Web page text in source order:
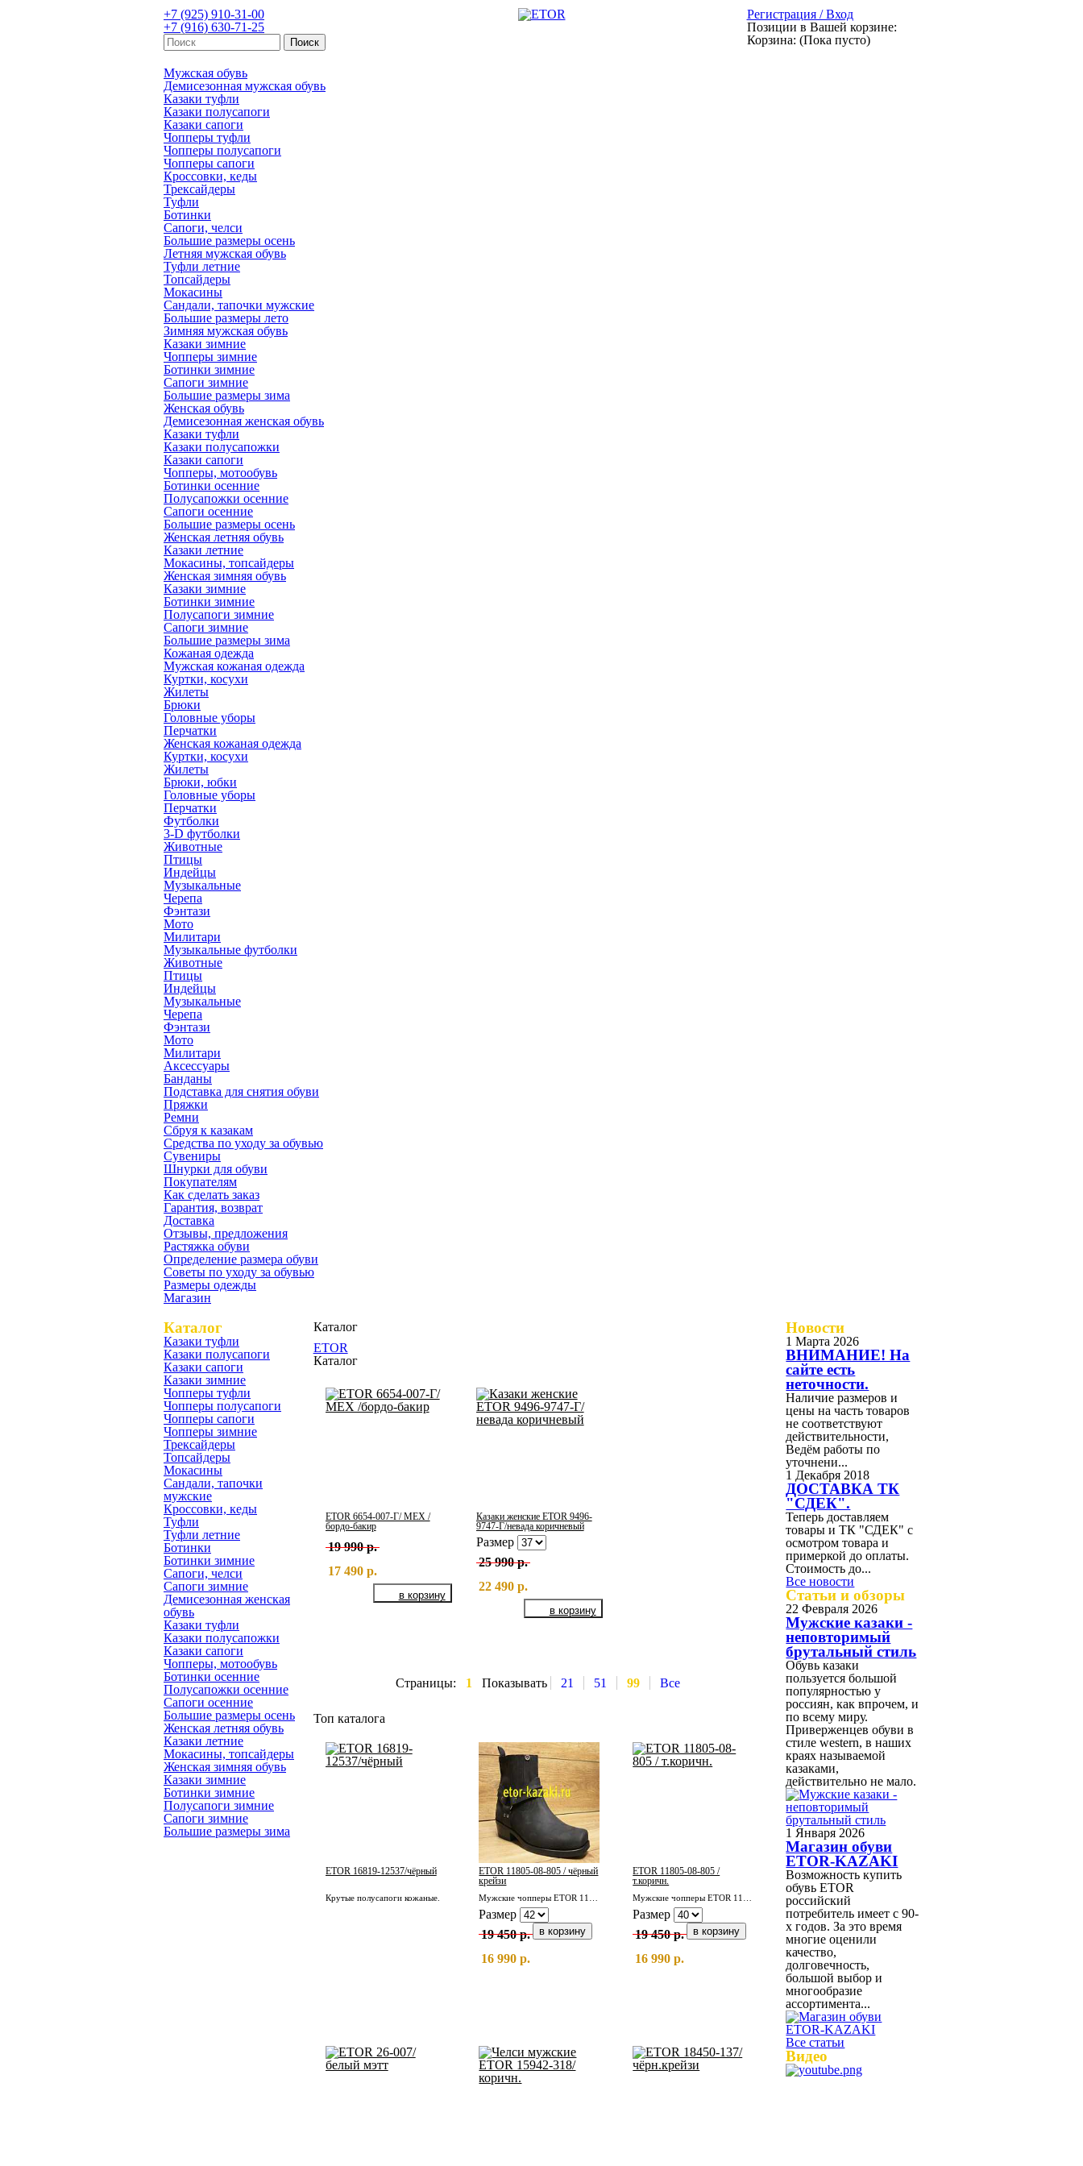
+7 (925) 910-31-00
+7 (916) 630-71-25
Регистрация / Вход
Позиции в Вашей корзине:
Корзина: (Пока пусто)
Мужская обувь
Демисезонная мужская обувь
Казаки туфли
Казаки полусапоги
Казаки сапоги
Чопперы туфли
Чопперы полусапоги
Чопперы сапоги
Кроссовки, кеды
Трексайдеры
Туфли
Ботинки
Сапоги, челси
Большие размеры осень
Летняя мужская обувь
Туфли летние
Топсайдеры
Мокасины
Сандали, тапочки мужские
Большие размеры лето
Зимняя мужская обувь
Казаки зимние
Чопперы зимние
Ботинки зимние
Сапоги зимние
Большие размеры зима
Женская обувь
Демисезонная женская обувь
Казаки туфли
Казаки полусапожки
Казаки сапоги
Чопперы, мотообувь
Ботинки осенние
Полусапожки осенние
Сапоги осенние
Большие размеры осень
Женская летняя обувь
Казаки летние
Мокасины, топсайдеры
Женская зимняя обувь
Казаки зимние
Ботинки зимние
Полусапоги зимние
Сапоги зимние
Большие размеры зима
Кожаная одежда
Мужская кожаная одежда
Куртки, косухи
Жилеты
Брюки
Головные уборы
Перчатки
Женская кожаная одежда
Куртки, косухи
Жилеты
Брюки, юбки
Головные уборы
Перчатки
Футболки
3-D футболки
Животные
Птицы
Индейцы
Музыкальные
Черепа
Фэнтази
Мото
Милитари
Музыкальные футболки
Животные
Птицы
Индейцы
Музыкальные
Черепа
Фэнтази
Мото
Милитари
Аксессуары
Банданы
Подставка для снятия обуви
Пряжки
Ремни
Сбруя к казакам
Средства по уходу за обувью
Сувениры
Шнурки для обуви
Покупателям
Как сделать заказ
Гарантия, возврат
Доставка
Отзывы, предложения
Растяжка обуви
Определение размера обуви
Советы по уходу за обувью
Размеры одежды
Магазин
Каталог
Казаки туфли
Казаки полусапоги
Казаки сапоги
Казаки зимние
Чопперы туфли
Чопперы полусапоги
Чопперы сапоги
Чопперы зимние
Трексайдеры
Топсайдеры
Мокасины
Сандали, тапочки
мужские
Кроссовки, кеды
Туфли
Туфли летние
Ботинки
Ботинки зимние
Сапоги, челси
Сапоги зимние
Демисезонная женская
обувь
Казаки туфли
Казаки полусапожки
Казаки сапоги
Чопперы, мотообувь
Ботинки осенние
Полусапожки осенние
Сапоги осенние
Большие размеры осень
Женская летняя обувь
Казаки летние
Мокасины, топсайдеры
Женская зимняя обувь
Казаки зимние
Ботинки зимние
Полусапоги зимние
Сапоги зимние
Большие размеры зима
Каталог
ETOR
Каталог
ETOR 6654-007-Г/ МЕХ /
бордо-бакир
19 990 р.
17 490 р.
Казаки женские ETOR 9496-
9747-Г/невада коричневый
Размер
25 990 р.
22 490 р.
Страницы: 1 Показывать 21 51 99 Все
Топ каталога
ETOR 16819-12537/чёрный
Крутые полусапоги кожаные.
ETOR 11805-08-805 / чёрный
крейзи
Размер
19 450 р.
16 990 р.
ETOR 11805-08-805 /
т.коричн.
Размер
19 450 р.
16 990 р.
Новости
1 Марта 2026
ВНИМАНИЕ! На
сайте есть
неточности.
Наличие размеров и
цены на часть товаров
не соответствуют
действительности,
Ведём работы по
уточнени...
1 Декабря 2018
ДОСТАВКА ТК
"СДЕК".
Теперь доставляем
товары и ТК "СДЕК" с
осмотром товара и
примеркой до оплаты.
Стоимость до...
Все новости
Статьи и обзоры
22 Февраля 2026
Мужские казаки -
неповторимый
брутальный стиль
Обувь казаки
пользуется большой
популярностью у
россиян, как впрочем, и
по всему миру.
Приверженцев обуви в
стиле western, в наших
краях называемой
казаками,
действительно не мало.
1 Января 2026
Магазин обуви
ETOR-KAZAKI
Возможность купить
обувь ETOR
российский
потребитель имеет с 90-
х годов. За это время
многие оценили
качество,
долговечность,
большой выбор и
многообразие
ассортимента...
Все статьи
Видео